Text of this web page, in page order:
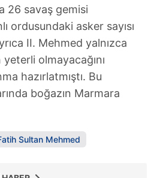
26 savaş gemisi
ordusundaki asker sayısı
II. Mehmed yalnızca
olmayacağını
hazırlatmıştı. Bu
boğazın Marmara
Sultan Mehmed